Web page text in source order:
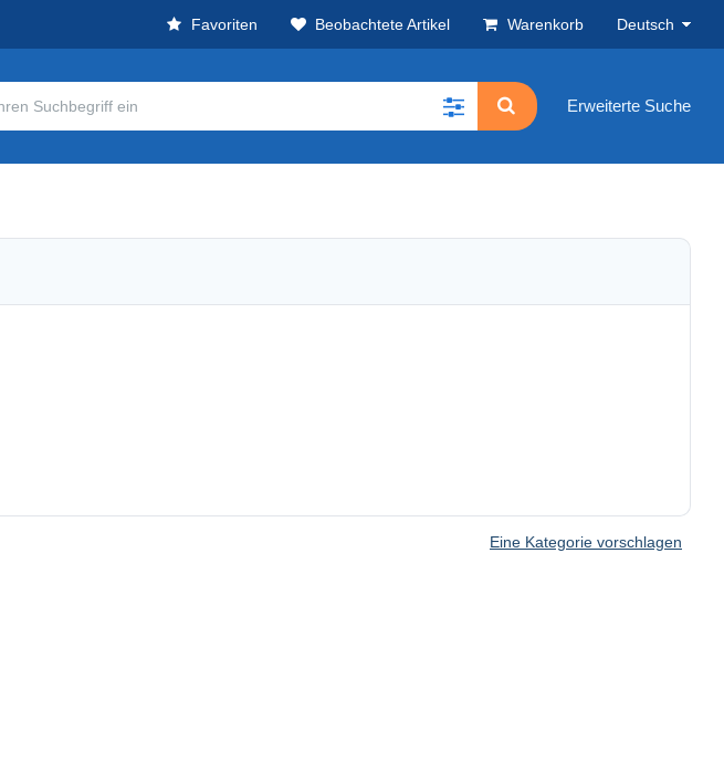
Favoriten Beobachtete Artikel Warenkorb Deutsch
Erweiterte Suche
Eine Kategorie vorschlagen